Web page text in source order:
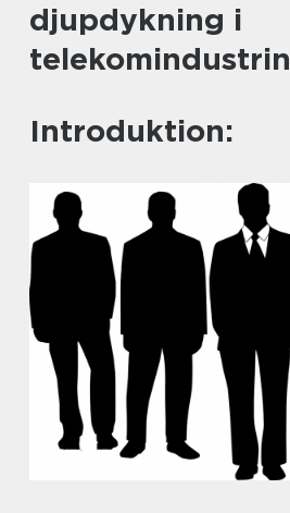
djupdykning i
telekomindustrin
Introduktion: